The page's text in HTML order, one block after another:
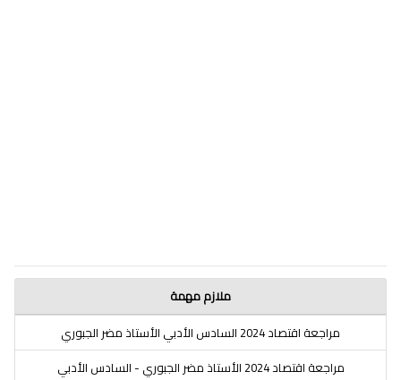
ملازم مهمة
مراجعة اقتصاد 2024 السادس الأدبي الأستاذ مضر الجبوري
مراجعة اقتصاد 2024 الأستاذ مضر الجبوري - السادس الأدبي